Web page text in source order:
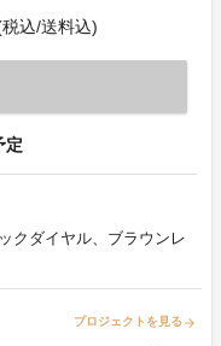
込/送料込)
定
クダイヤル、ブラウンレ
プロジェクトを見る arrow_forward